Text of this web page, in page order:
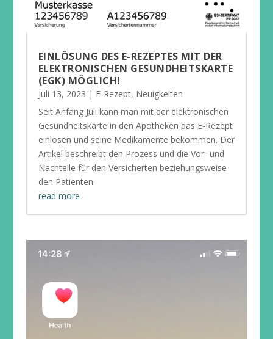
EINLÖSUNG DES E-REZEPTES MIT DER
ELEKTRONISCHEN GESUNDHEITSKARTE
(EGK) MÖGLICH!
Juli 13, 2023 | E-Rezept, Neuigkeiten
Seit Anfang Juli kann man mit der elektronischen
Gesundheitskarte in den Apotheken das E-Rezept
einlösen und seine Medikamente bekommen. Der
Artikel beschreibt den Prozess und die Vor- und
Nachteile für den Versicherten beziehungsweise
den Patienten.
read more